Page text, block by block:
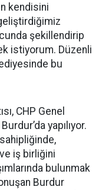
kendisini
şekillendirip
istiyorum. Düzenli
bu
CHP Genel
yapılıyor.
iş birliğini
bulunmak
Burdur